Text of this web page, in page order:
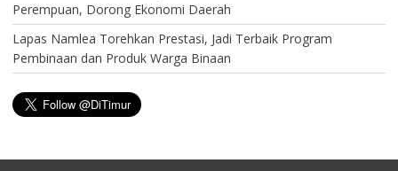
Perempuan, Dorong Ekonomi Daerah
Lapas Namlea Torehkan Prestasi, Jadi Terbaik Program
Pembinaan dan Produk Warga Binaan